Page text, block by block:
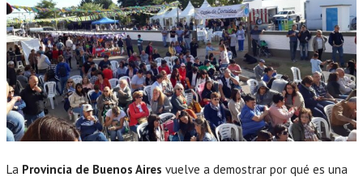
La Provincia de Buenos Aires vuelve a demostrar por qué es una